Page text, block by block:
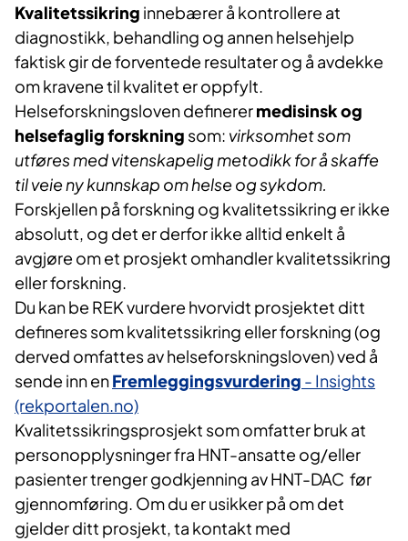
Kvalitetssikring innebærer å kontrollere at
diagnostikk, behandling og annen helsehjelp
faktisk gir de forventede resultater og å avdekke
om kravene til kvalitet er oppfylt.
Helseforskningsloven definerermedisinsk og
helsefaglig forskning som: virksomhet som
utføres med vitenskapelig metodikk for å skaffe
til veie ny kunnskap om helse og sykdom.
Forskjellen på forskning og kvalitetssikring er ikke
absolutt, og det er derfor ikke alltid enkelt å
avgjøre om et prosjekt omhandler kvalitetssikring
eller forskning.
Du kan be REK vurdere hvorvidt prosjektet ditt
defineres som kvalitetssikring eller forskning (og
derved omfattes av helseforskningsloven) ved å
sende inn enFremleggingsvurdering - Insights
(rekportalen.no)
Kvalitetssikringsprosjekt som omfatter bruk at
personopplysninger fra HNT-ansatte og/eller
pasienter trenger godkjenning av HNT-DAC før
gjennomføring. Om du er usikker på om det
gjelder ditt prosjekt, ta kontakt med